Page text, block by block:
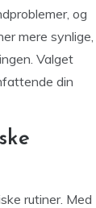
og
mere synlige,
Valget
din
rutiner. Med